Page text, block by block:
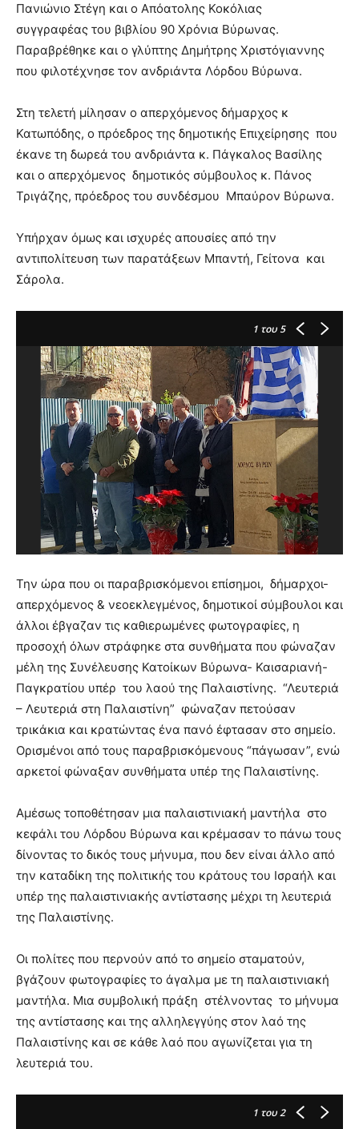
Πανιώνιο Στέγη και ο Απόατολης Κοκόλιας
συγγραφέας του βιβλίου 90 Χρόνια Βύρωνας.
Παραβρέθηκε και ο γλύπτης Δημήτρης Χριστόγιαννης
που φιλοτέχνησε τον ανδριάντα Λόρδου Βύρωνα.
Στη τελετή μίλησαν ο απερχόμενος δήμαρχος κ
Κατωπόδης, ο πρόεδρος της δημοτικής Επιχείρησης που
έκανε τη δωρεά του ανδριάντα κ. Πάγκαλος Βασίλης
και ο απερχόμενος δημοτικός σύμβουλος κ. Πάνος
Τριγάζης, πρόεδρος του συνδέσμου Μπαύρον Βύρωνα.
Υπήρχαν όμως και ισχυρές απουσίες από την
αντιπολίτευση των παρατάξεων Μπαντή, Γείτονα και
Σάρολα.
1 του 5
Την ώρα που οι παραβρισκόμενοι επίσημοι, δήμαρχοι-
απερχόμενος & νεοεκλεγμένος, δημοτικοί σύμβουλοι και
άλλοι έβγαζαν τις καθιερωμένες φωτογραφίες, η
προσοχή όλων στράφηκε στα συνθήματα που φώναζαν
μέλη της Συνέλευσης Κατοίκων Βύρωνα- Καισαριανή-
Παγκρατίου υπέρ του λαού της Παλαιστίνης. “Λευτεριά
– Λευτεριά στη Παλαιστίνη” φώναζαν πετούσαν
τρικάκια και κρατώντας ένα πανό έφτασαν στο σημείο.
Ορισμένοι από τους παραβρισκόμενους “πάγωσαν”, ενώ
αρκετοί φώναξαν συνθήματα υπέρ της Παλαιστίνης.
Αμέσως τοποθέτησαν μια παλαιστινιακή μαντήλα στο
κεφάλι του Λόρδου Βύρωνα και κρέμασαν το πάνω τους
δίνοντας το δικός τους μήνυμα, που δεν είναι άλλο από
την καταδίκη της πολιτικής του κράτους του Ισραήλ και
υπέρ της παλαιστινιακής αντίστασης μέχρι τη λευτεριά
της Παλαιστίνης.
Οι πολίτες που περνούν από το σημείο σταματούν,
βγάζουν φωτογραφίες το άγαλμα με τη παλαιστινιακή
μαντήλα. Μια συμβολική πράξη στέλνοντας το μήνυμα
της αντίστασης και της αλληλεγγύης στον λαό της
Παλαιστίνης και σε κάθε λαό που αγωνίζεται για τη
λευτεριά του.
1 του 2